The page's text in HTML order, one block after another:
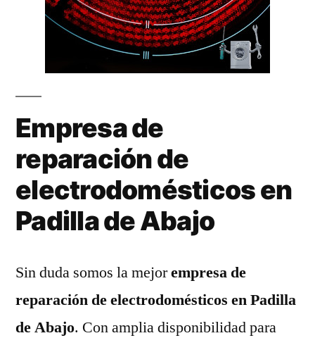
Empresa de
reparación de
electrodomésticos en
Padilla de Abajo
Sin duda somos la mejorempresa de
reparación de electrodomésticos en Padilla
de Abajo. Con amplia disponibilidad para